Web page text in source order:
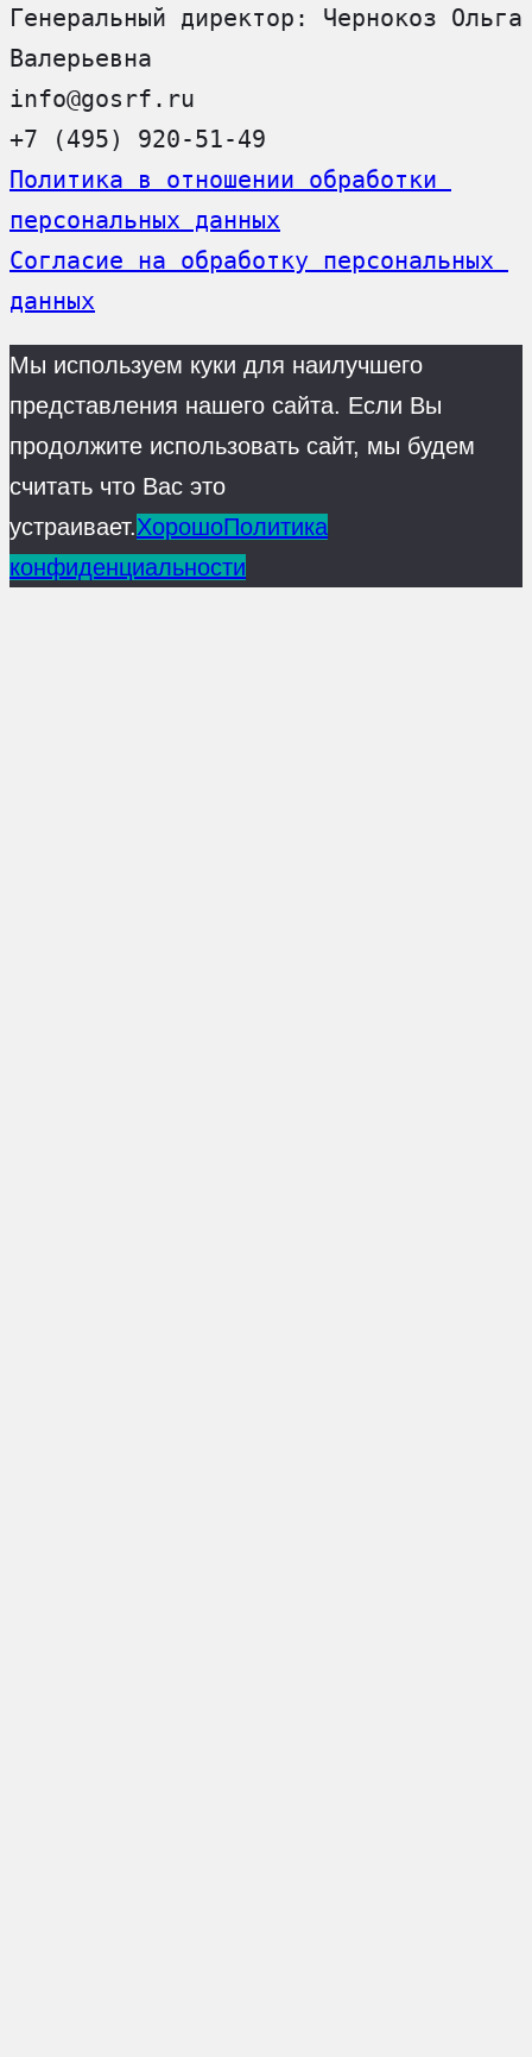
Генеральный директор: Чернокоз Ольга
Валерьевна
info@gosrf.ru
+7 (495) 920-51-49
Политика в отношении обработки
персональных данных
Согласие на обработку персональных
данных
Мы используем куки для наилучшего
представления нашего сайта. Если Вы
продолжите использовать сайт, мы будем
считать что Вас это
устраивает.ХорошоПолитика
конфиденциальности